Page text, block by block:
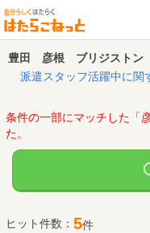
豊田 彦根 ブリジストン
派遣スタッフ活躍中に関
条件の一部にマッチした「
た。
ヒット件数： 5件